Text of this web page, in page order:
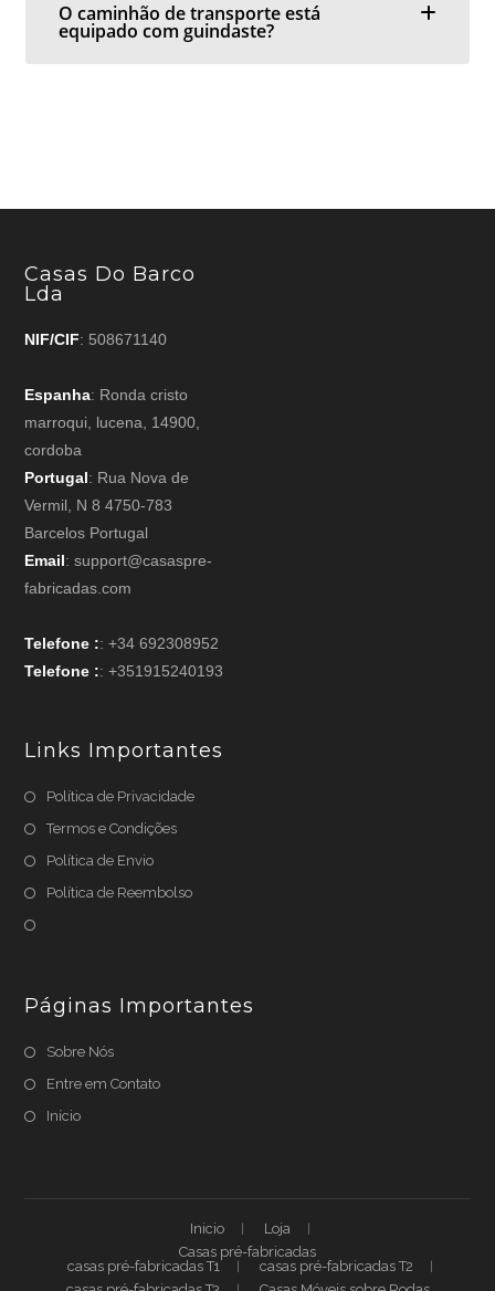
O caminhão de transporte está
equipado com guindaste?
Casas Do Barco
Lda
NIF/CIF: 508671140
Espanha: Ronda cristo
marroqui, lucena, 14900,
cordoba
Portugal: Rua Nova de
Vermil, N 8 4750-783
Barcelos Portugal
Email: support@casaspre-
fabricadas.com
Telefone :: +34 692308952
Telefone :: +351915240193
Links Importantes
Política de Privacidade
Termos e Condições
Política de Envio
Política de Reembolso
Páginas Importantes
Sobre Nós
Entre em Contato
Início
Inicio
Loja
Casas pré-fabricadas
casas pré-fabricadas T1
casas pré-fabricadas T2